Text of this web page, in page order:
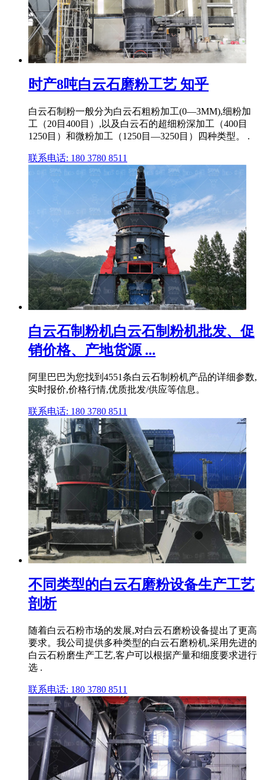
时产8吨白云石磨粉工艺 知乎
白云石制粉一般分为白云石粗粉加工(0―3MM),细粉加
工（20目400目）,以及白云石的超细粉深加工（400目
1250目）和微粉加工（1250目―3250目）四种类型。 .
联系电话: 180 3780 8511
白云石制粉机白云石制粉机批发、促
销价格、产地货源 ...
阿里巴巴为您找到4551条白云石制粉机产品的详细参数,
实时报价,价格行情,优质批发/供应等信息。
联系电话: 180 3780 8511
不同类型的白云石磨粉设备生产工艺
剖析
随着白云石粉市场的发展,对白云石磨粉设备提出了更高
要求。我公司提供多种类型的白云石磨粉机,采用先进的
白云石粉磨生产工艺,客户可以根据产量和细度要求进行
选 .
联系电话: 180 3780 8511